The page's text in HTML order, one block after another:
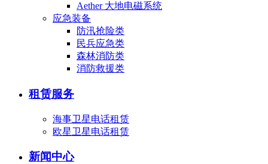
Aether 大地电磁系统
应急装备
防汛抢险类
民兵应急类
森林消防类
消防救援类
租赁服务
海事卫星电话租赁
欧星卫星电话租赁
新闻中心